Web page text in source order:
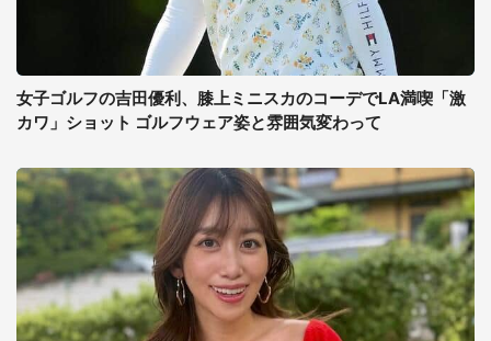
女子ゴルフの吉田優利、膝上ミニスカのコーデでLA満喫「激
カワ」ショット ゴルフウェア姿と雰囲気変わって